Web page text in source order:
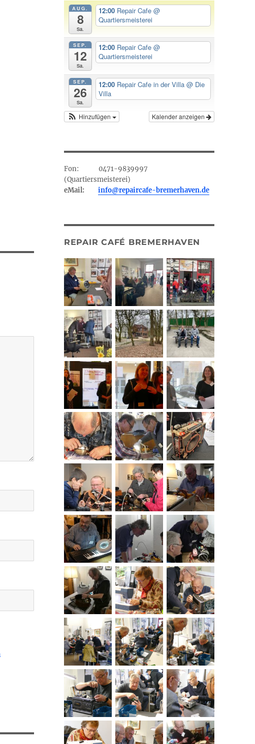
AUG.
8
Sa.
12:00 Repair Cafe@
Quartiersmeisterei
SEP.
12
Sa.
12:00 Repair Cafe@
Quartiersmeisterei
SEP.
26
Sa.
12:00 Repair Cafe in der Villa@ Die
Villa
Kalender anzeigen
Hinzufügen
Fon: 0471-9839997
(Quartiersmeisterei)
eMail:
info@repaircafe-bremerhaven.de
REPAIR CAFÉ BREMERHAVEN